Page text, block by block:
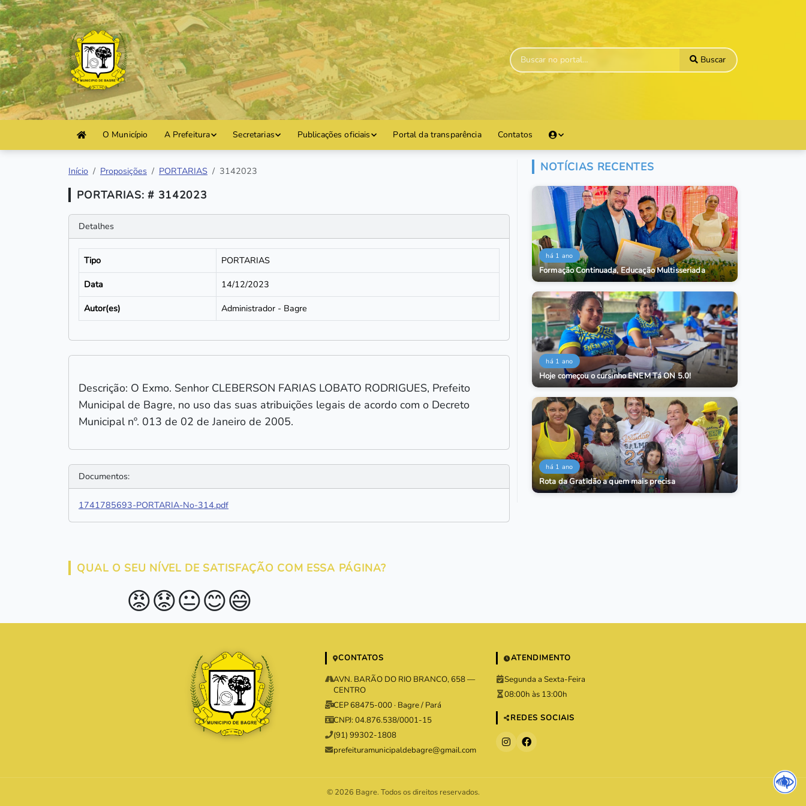
Buscar
O Município A Prefeitura Secretarias Publicações oficiais Portal da transparência Contatos
Início Proposições PORTARIAS 3142023
PORTARIAS: # 3142023
Detalhes
Tipo
PORTARIAS
Data
14/12/2023
Autor(es)
Administrador - Bagre
Descrição: O Exmo. Senhor CLEBERSON FARIAS LOBATO RODRIGUES, Prefeito
Municipal de Bagre, no uso das suas atribuições legais de acordo com o Decreto
Municipal nº. 013 de 02 de Janeiro de 2005.
Documentos:
1741785693-PORTARIA-No-314.pdf
NOTÍCIAS RECENTES
há 1 ano
Formação Continuada, Educação Multisseriada
há 1 ano
Hoje começou o cursinho ENEM Tá ON 5.0!
há 1 ano
Rota da Gratidão a quem mais precisa
QUAL O SEU NÍVEL DE SATISFAÇÃO COM ESSA PÁGINA?
😡😟😐😊😄
CONTATOS
AVN. BARÃO DO RIO BRANCO, 658 —
CENTRO
CEP 68475-000 · Bagre / Pará
CNPJ: 04.876.538/0001-15
(91) 99302-1808
prefeituramunicipaldebagre@gmail.com
ATENDIMENTO
Segunda a Sexta-Feira
08:00h às 13:00h
REDES SOCIAIS
© 2026 Bagre. Todos os direitos reservados.